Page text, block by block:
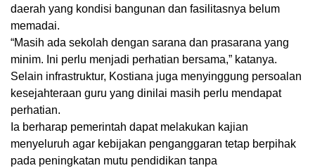
daerah yang kondisi bangunan dan fasilitasnya belum
memadai.
“Masih ada sekolah dengan sarana dan prasarana yang
minim. Ini perlu menjadi perhatian bersama,” katanya.
Selain infrastruktur, Kostiana juga menyinggung persoalan
kesejahteraan guru yang dinilai masih perlu mendapat
perhatian.
Ia berharap pemerintah dapat melakukan kajian
menyeluruh agar kebijakan penganggaran tetap berpihak
pada peningkatan mutu pendidikan tanpa